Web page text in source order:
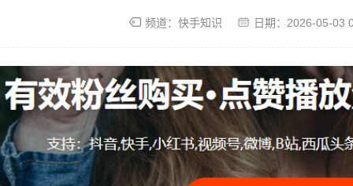
频道： 快手知识 日期： 2026-05-03